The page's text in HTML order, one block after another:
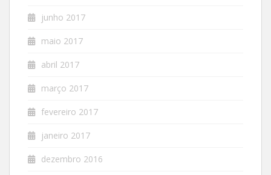
junho 2017
maio 2017
abril 2017
março 2017
fevereiro 2017
janeiro 2017
dezembro 2016